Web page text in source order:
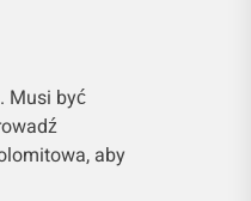
Musi być
aby